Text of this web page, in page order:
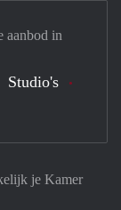
je Kamer
aanbod in
Studio's